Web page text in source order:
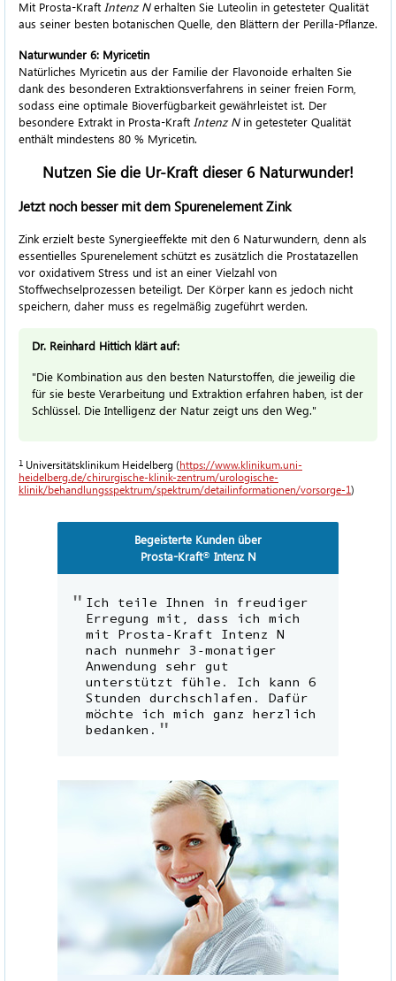
Mit Prosta-Kraft Intenz Nerhalten Sie Luteolin in getesteter Qualität
aus seiner besten botanischen Quelle, den Blättern der Perilla-Pflanze.
Naturwunder 6: Myricetin
Natürliches Myricetin aus der Familie der Flavonoide erhalten Sie
dank des besonderen Extraktionsverfahrens in seiner freien Form,
sodass eine optimale Bioverfügbarkeit gewährleistet ist. Der
besondere Extrakt in Prosta-Kraft Intenz Nin getesteter Qualität
enthält mindestens 80 % Myricetin.
Nutzen Sie die Ur-Kraft dieser 6 Naturwunder!
Jetzt noch besser mit dem Spurenelement Zink
Zink erzielt beste Synergieeffekte mit den 6 Naturwundern, denn als
essentielles Spurenelement schützt es zusätzlich die Prostatazellen
vor oxidativem Stress und ist an einer Vielzahl von
Stoffwechselprozessen beteiligt. Der Körper kann es jedoch nicht
speichern, daher muss es regelmäßig zugeführt werden.
Dr. Reinhard Hittich klärt auf:
"Die Kombination aus den besten Naturstoffen, die jeweilig die
für sie beste Verarbeitung und Extraktion erfahren haben, ist der
Schlüssel. Die Intelligenz der Natur zeigt uns den Weg."
1 Universitätsklinikum Heidelberg (https://www.klinikum.uni-
heidelberg.de/chirurgische-klinik-zentrum/urologische-
klinik/behandlungsspektrum/spektrum/detailinformationen/vorsorge-1)
Begeisterte Kunden über
Prosta-Kraft® Intenz N
Ich teile Ihnen in freudiger
Erregung mit, dass ich mich
mit Prosta-Kraft Intenz N
nach nunmehr 3-monatiger
Anwendung sehr gut
unterstützt fühle. Ich kann 6
Stunden durchschlafen. Dafür
möchte ich mich ganz herzlich
bedanken.
Seit einem viertel Jahr nehme
ich Ihr Prosta-Kraft. Ich
hatte vorher so viel
probiert, alles nicht zu
meiner Zufriedenheit. Jetzt
geht es mir richtig gut.
Edgar Seifert,
75417 Mühlacker